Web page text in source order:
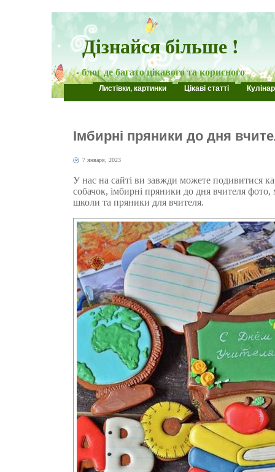
Дізнайся більше !
- блог де багато цікавого та корисного
Листівки, картинки Цікаві статті
Імбирні пряники до дня
7 января, 2023
У нас на сайті ви завжди можете подивитися
собачок, імбирні пряники до дня вчителя
школи та пряники для вчителя.